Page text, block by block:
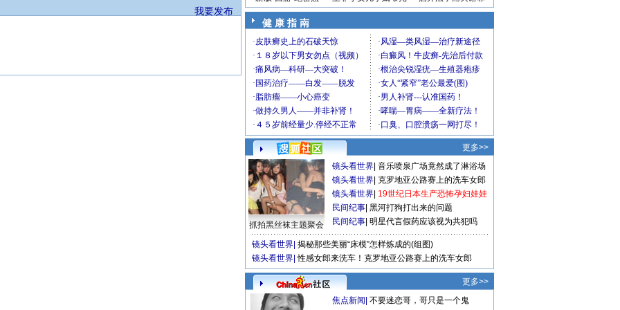
我要发布
健 康 指 南
更多>>
抓拍黑丝袜主题聚会
镜头看世界 音乐喷泉广场竟然成了淋浴场
镜头看世界 克罗地亚公路赛上的洗车女郎
镜头看世界 19世纪日本生产恐怖孕妇娃娃
民间纪事 黑河打狗打出来的问题
民间纪事 明星代言假药应该视为共犯吗
镜头看世界 揭秘那些美丽“床模”怎样炼成的(组图)
镜头看世界 性感女郎来洗车！克罗地亚公路赛上的洗车女郎
更多>>
焦点新闻 不要迷恋哥，哥只是一个鬼